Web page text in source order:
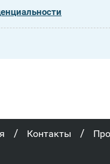
/ Контакты /